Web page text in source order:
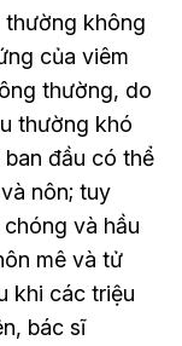
thường không
của viêm
thường, do
thường khó
đầu có thể
nôn; tuy
và hầu
mê và tử
khi các triệu
bác sĩ